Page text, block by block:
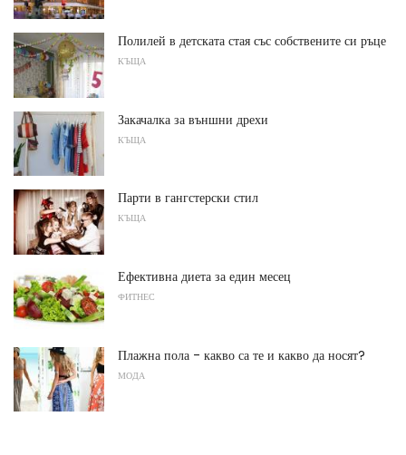
Полилей в детската стая със собствените си ръце
КЪЩА
Закачалка за външни дрехи
КЪЩА
Парти в гангстерски стил
КЪЩА
Ефективна диета за един месец
ФИТНЕС
Плажна пола - какво са те и какво да носят?
МОДА